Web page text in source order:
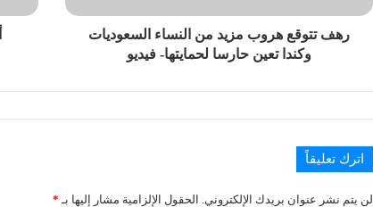
رهف تتوقع هروب مزيد من النساء السعوديات
وكندا تعين حارسا لحمايتها- فيديو
اترك تعليقاً
لن يتم نشر عنوان بريدك الإلكتروني. الحقول الإلزامية مشار إليها بـ *